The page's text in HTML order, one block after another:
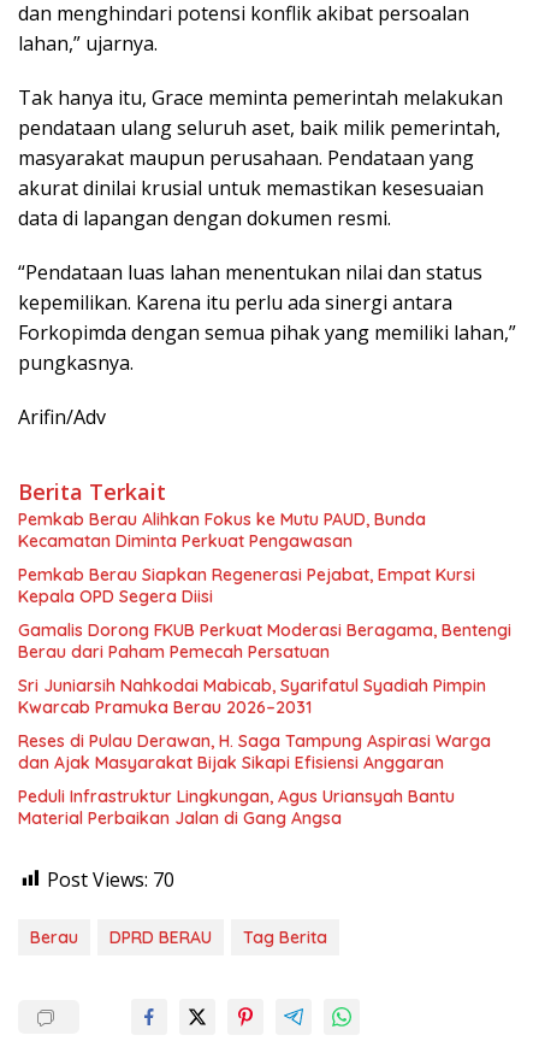
dan menghindari potensi konflik akibat persoalan
lahan,” ujarnya.
Tak hanya itu, Grace meminta pemerintah melakukan
pendataan ulang seluruh aset, baik milik pemerintah,
masyarakat maupun perusahaan. Pendataan yang
akurat dinilai krusial untuk memastikan kesesuaian
data di lapangan dengan dokumen resmi.
“Pendataan luas lahan menentukan nilai dan status
kepemilikan. Karena itu perlu ada sinergi antara
Forkopimda dengan semua pihak yang memiliki lahan,”
pungkasnya.
Arifin/Adv
Berita Terkait
Pemkab Berau Alihkan Fokus ke Mutu PAUD, Bunda
Kecamatan Diminta Perkuat Pengawasan
Pemkab Berau Siapkan Regenerasi Pejabat, Empat Kursi
Kepala OPD Segera Diisi
Gamalis Dorong FKUB Perkuat Moderasi Beragama, Bentengi
Berau dari Paham Pemecah Persatuan
Sri Juniarsih Nahkodai Mabicab, Syarifatul Syadiah Pimpin
Kwarcab Pramuka Berau 2026–2031
Reses di Pulau Derawan, H. Saga Tampung Aspirasi Warga
dan Ajak Masyarakat Bijak Sikapi Efisiensi Anggaran
Peduli Infrastruktur Lingkungan, Agus Uriansyah Bantu
Material Perbaikan Jalan di Gang Angsa
Post Views: 70
Berau DPRD BERAU Tag Berita